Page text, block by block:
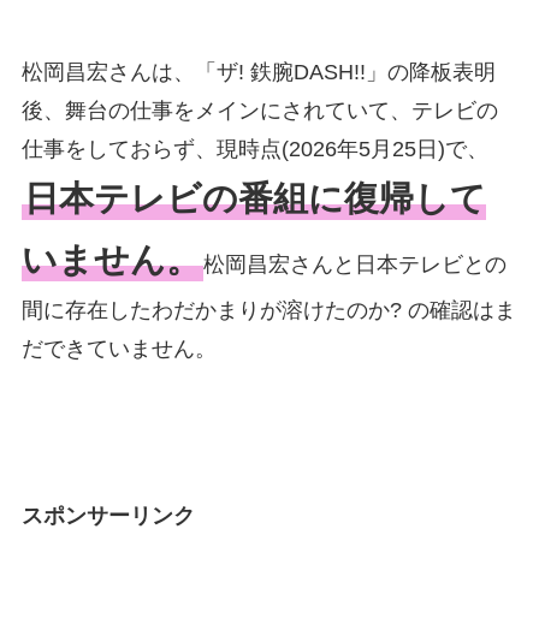
松岡昌宏さんは、「ザ! 鉄腕DASH!!」の降板表明
後、舞台の仕事をメインにされていて、テレビの
仕事をしておらず、現時点(2026年5月25日)で、
日本テレビの番組に復帰して
いません。松岡昌宏さんと日本テレビとの
間に存在したわだかまりが溶けたのか? の確認はま
だできていません。
スポンサーリンク